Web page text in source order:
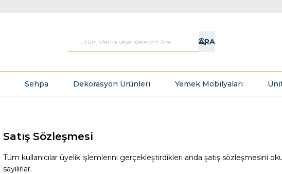
ARA
Sehpa Dekorasyon Ürünleri Yemek Mobilyaları
Satış Sözleşmesi
Tüm kullanıcılar üyelik işlemlerini gerçekleştirdikleri anda şatış sözleşmesini
sayılırlar.